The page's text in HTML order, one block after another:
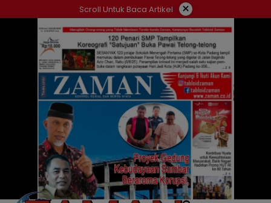
ke
Scroll Untuk Baca Artikel ×